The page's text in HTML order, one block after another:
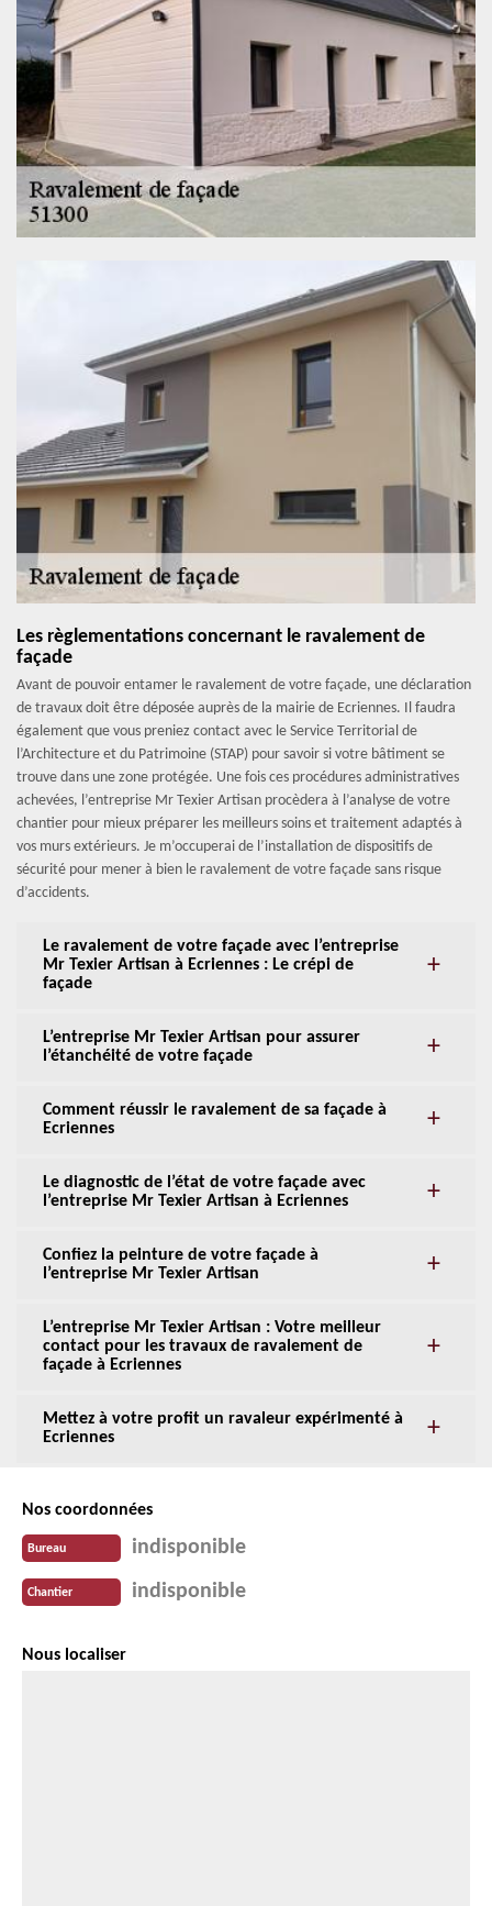
Les règlementations concernant le ravalement de
façade
Avant de pouvoir entamer le ravalement de votre façade, une déclaration
de travaux doit être déposée auprès de la mairie de Ecriennes. Il faudra
également que vous preniez contact avec le Service Territorial de
l’Architecture et du Patrimoine (STAP) pour savoir si votre bâtiment se
trouve dans une zone protégée. Une fois ces procédures administratives
achevées, l’entreprise Mr Texier Artisan procèdera à l’analyse de votre
chantier pour mieux préparer les meilleurs soins et traitement adaptés à
vos murs extérieurs. Je m’occuperai de l’installation de dispositifs de
sécurité pour mener à bien le ravalement de votre façade sans risque
d’accidents.
Le ravalement de votre façade avec l’entreprise
Mr Texier Artisan à Ecriennes : Le crépi de
façade
L’entreprise Mr Texier Artisan pour assurer
l’étanchéité de votre façade
Comment réussir le ravalement de sa façade à
Ecriennes
Le diagnostic de l’état de votre façade avec
l’entreprise Mr Texier Artisan à Ecriennes
Confiez la peinture de votre façade à
l’entreprise Mr Texier Artisan
L’entreprise Mr Texier Artisan : Votre meilleur
contact pour les travaux de ravalement de
façade à Ecriennes
Mettez à votre profit un ravaleur expérimenté à
Ecriennes
Nos coordonnées
Bureau indisponible
Chantier indisponible
Nous localiser